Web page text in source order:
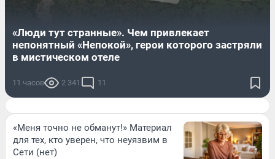
«Люди тут странные». Чем привлекает
непонятный «Непокой», герои которого застряли
в мистическом отеле
11 часов 2 341 11
«Меня точно не обманут!» Материал
для тех, кто уверен, что неуязвим в
Сети (нет)